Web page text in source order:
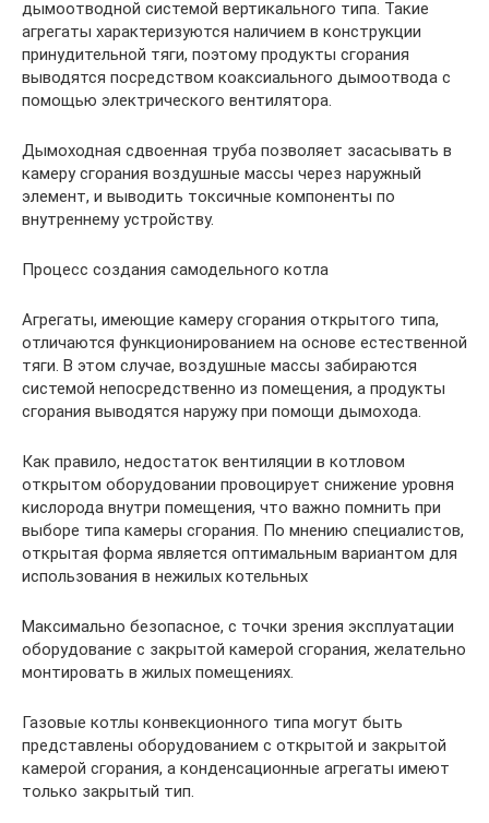
дымоотводной системой вертикального типа. Такие
агрегаты характеризуются наличием в конструкции
принудительной тяги, поэтому продукты сгорания
выводятся посредством коаксиального дымоотвода с
помощью электрического вентилятора.
Дымоходная сдвоенная труба позволяет засасывать в
камеру сгорания воздушные массы через наружный
элемент, и выводить токсичные компоненты по
внутреннему устройству.
Процесс создания самодельного котла
Агрегаты, имеющие камеру сгорания открытого типа,
отличаются функционированием на основе естественной
тяги. В этом случае, воздушные массы забираются
системой непосредственно из помещения, а продукты
сгорания выводятся наружу при помощи дымохода.
Как правило, недостаток вентиляции в котловом
открытом оборудовании провоцирует снижение уровня
кислорода внутри помещения, что важно помнить при
выборе типа камеры сгорания. По мнению специалистов,
открытая форма является оптимальным вариантом для
использования в нежилых котельных
Максимально безопасное, с точки зрения эксплуатации
оборудование с закрытой камерой сгорания, желательно
монтировать в жилых помещениях.
Газовые котлы конвекционного типа могут быть
представлены оборудованием с открытой и закрытой
камерой сгорания, а конденсационные агрегаты имеют
только закрытый тип.